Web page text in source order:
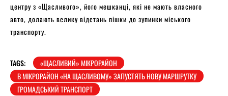
центру з «Щасливого», його мешканці, які не мають власного
авто, долають велику відстань пішки до зупинки міського
транспорту.
TAGS:
«ЩАСЛИВИЙ» МІКРОРАЙОН
В МІКРОРАЙОН «НА ЩАСЛИВОМУ» ЗАПУСТЯТЬ НОВУ МАРШРУТКУ
ГРОМАДСЬКИЙ ТРАНСПОРТ